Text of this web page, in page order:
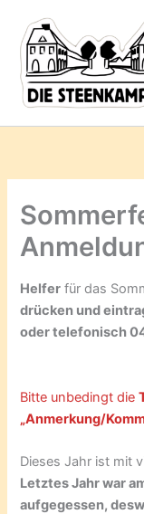
Inhalt
springen
Helfer für das
drücken und
oder telefonisch
Bitte unbedingt die
„Anmerkung/
Dieses Jahr ist mit
Letztes Jahr war
aufgegessen,
deine
Mail-
Adresse
ein ...